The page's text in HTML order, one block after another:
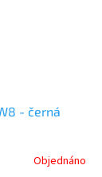
- černá
Objednáno